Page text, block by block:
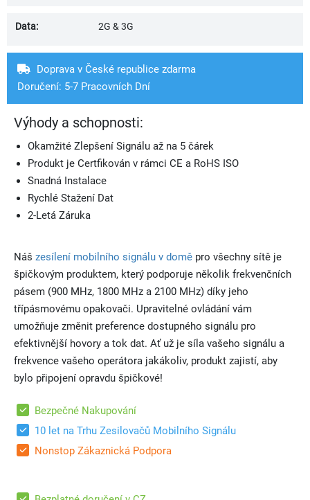
Data: 2G & 3G
Doprava v České republice zdarma
Doručení: 5-7 Pracovních Dní
Výhody a schopnosti:
Okamžité Zlepšení Signálu až na 5 čárek
Produkt je Certfikován v rámci CE a RoHS ISO
Snadná Instalace
Rychlé Stažení Dat
2-Letá Záruka
Náš zesílení mobilního signálu v domě pro všechny sítě je
špičkovým produktem, který podporuje několik frekvenčních
pásem (900 MHz, 1800 MHz a 2100 MHz) díky jeho
třípásmovému opakovači. Upravitelné ovládání vám
umožňuje změnit preference dostupného signálu pro
efektivnější hovory a tok dat. Ať už je síla vašeho signálu a
frekvence vašeho operátora jakákoliv, produkt zajistí, aby
bylo připojení opravdu špičkové!
Bezpečné Nakupování
10 let na Trhu Zesilovačů Mobilního Signálu
Nonstop Zákaznická Podpora